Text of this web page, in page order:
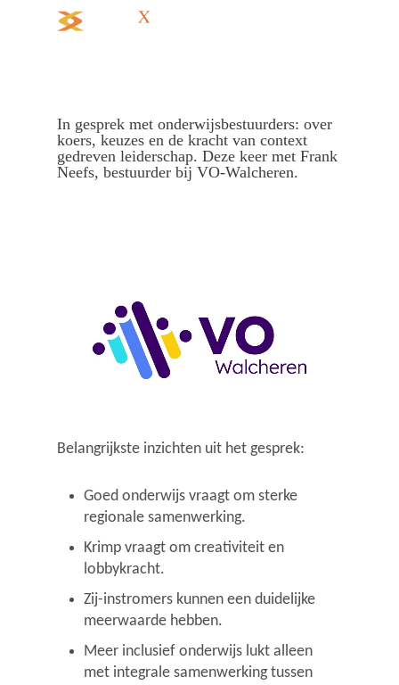
In gesprek met onderwijsbestuurders: over
koers, keuzes en de kracht van context
gedreven leiderschap. Deze keer met Frank
Neefs, bestuurder bij VO-Walcheren.
Belangrijkste inzichten uit het gesprek:
Goed onderwijs vraagt om sterke
regionale samenwerking.
Krimp vraagt om creativiteit en
lobbykracht.
Zij-instromers kunnen een duidelijke
meerwaarde hebben.
Meer inclusief onderwijs lukt alleen
met integrale samenwerking tussen